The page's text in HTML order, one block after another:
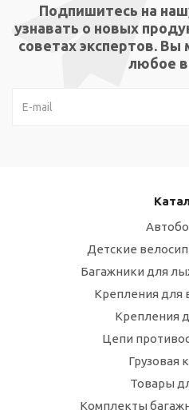
Подпишитесь на
узнавать о новых
советах экспертов.
любое
Детские
Багажники для
Крепления для
Крепления
Цепи
Грузовая
Товары
Комплекты